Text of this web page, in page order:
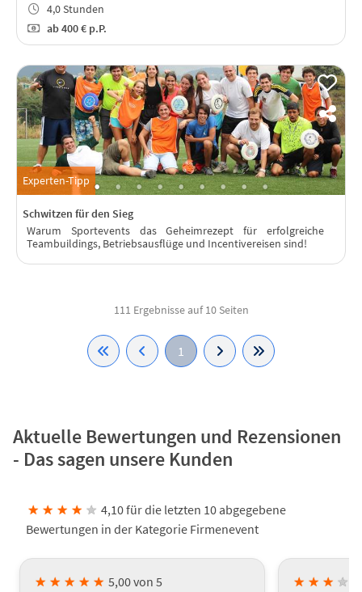
4,0 Stunden
ab400 € p.P.
Experten-Tipp
Schwitzen für den Sieg
Warum Sportevents das Geheimrezept für erfolgreiche
Teambuildings, Betriebsausflüge und Incentivereisen sind!
111 Ergebnisse auf 10 Seiten
1
Aktuelle Bewertungen und Rezensionen
- Das sagen unsere Kunden
★ ★ ★ ★ ★ 4,10 für die letzten 10 abgegebene
Bewertungen in der Kategorie Firmenevent
★ ★ ★ ★ ★ 5,00 von 5 ★ ★ ★ ★